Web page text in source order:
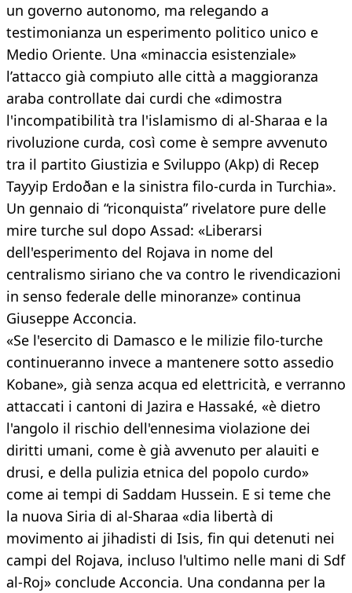
un governo autonomo, ma relegando a
testimonianza un esperimento politico unico e
Medio Oriente. Una «minaccia esistenziale»
l’attacco già compiuto alle città a maggioranza
araba controllate dai curdi che «dimostra
l'incompatibilità tra l'islamismo di al-Sharaa e la
rivoluzione curda, così come è sempre avvenuto
tra il partito Giustizia e Sviluppo (Akp) di Recep
Tayyip Erdoðan e la sinistra filo-curda in Turchia».
Un gennaio di “riconquista” rivelatore pure delle
mire turche sul dopo Assad: «Liberarsi
dell'esperimento del Rojava in nome del
centralismo siriano che va contro le rivendicazioni
in senso federale delle minoranze» continua
Giuseppe Acconcia.
«Se l'esercito di Damasco e le milizie filo-turche
continueranno invece a mantenere sotto assedio
Kobane», già senza acqua ed elettricità, e verranno
attaccati i cantoni di Jazira e Hassaké, «è dietro
l'angolo il rischio dell'ennesima violazione dei
diritti umani, come è già avvenuto per alauiti e
drusi, e della pulizia etnica del popolo curdo»
come ai tempi di Saddam Hussein. E si teme che
la nuova Siria di al-Sharaa «dia libertà di
movimento ai jihadisti di Isis, fin qui detenuti nei
campi del Rojava, incluso l'ultimo nelle mani di Sdf
al-Roj» conclude Acconcia. Una condanna per la